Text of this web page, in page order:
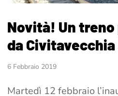
Novità! Un
da Civitavecchia
6 Febbraio 2019
Martedì 12 febbraio